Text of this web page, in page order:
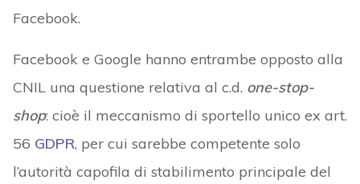
Facebook.
Facebook e Google hanno entrambe opposto alla
CNIL una questione relativa al c.d. one-stop-
shop: cioè il meccanismo di sportello unico ex art.
56 GDPR, per cui sarebbe competente solo
l’autorità capofila di stabilimento principale del